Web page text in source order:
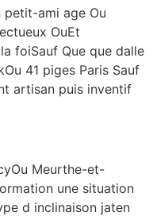
petit-ami age Ou
OuEt
foiSauf Que que dalle
41 piges Paris Sauf
artisan puis inventif
Meurthe-et-
une situation
d inclinaison jaten